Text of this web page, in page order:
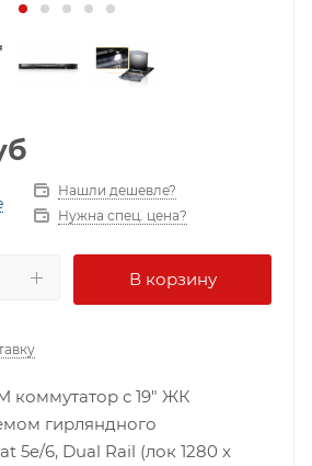
Нашли дешевле?
Нужна спец. цена?
В корзину
коммутатор с 19" ЖК
гирляндного
5e/6, Dual Rail (лок 1280 x